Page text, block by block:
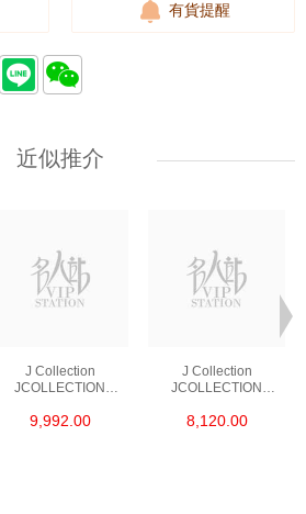
有貨提醒
近似推介
J Collection
JCOLLECTION
RDDI 1.34 CT18KW
9,992.00
J Collection
JCOLLECTION
W/DIAMOND 7
8,120.00